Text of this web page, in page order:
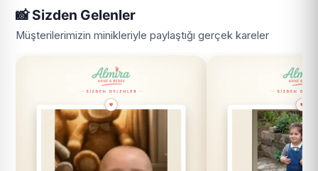
📸 Sizden Gelenler
Müşterilerimizin minikleriyle paylaştığı gerçek kareler